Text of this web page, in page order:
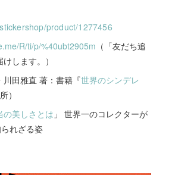
product/1277456
R/ti/p/%40ubt2905m （「友だち追
します。）
川田雅直 著：書籍『世界のシンデレ
）
の美しさとは 」 世界一のコレクターが
れざる姿